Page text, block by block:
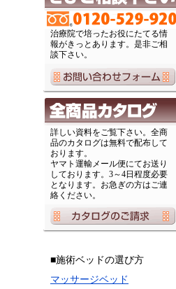
治療院で培ったお役にたてる情
報がきっとあります。是非ご相
談下さい。
詳しい資料をご覧下さい。全商
品のカタログは無料で配布して
おります。
ヤマト運輸メール便にてお送り
しております。3～4日程度必要
となります。お急ぎの方はご連
絡ください。
■施術ベッドの選び方
マッサージベッド